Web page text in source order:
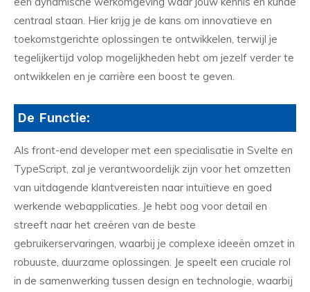
centraal staan. Hier krijg je de kans om innovatieve en
toekomstgerichte oplossingen te ontwikkelen, terwijl je
tegelijkertijd volop mogelijkheden hebt om jezelf verder te
ontwikkelen en je carrière een boost te geven.
De Functie:
Als front-end developer met een specialisatie in Svelte en
TypeScript, zal je verantwoordelijk zijn voor het omzetten
van uitdagende klantvereisten naar intuïtieve en goed
werkende webapplicaties. Je hebt oog voor detail en
streeft naar het creëren van de beste
gebruikerservaringen, waarbij je complexe ideeën omzet in
robuuste, duurzame oplossingen. Je speelt een cruciale rol
in de samenwerking tussen design en technologie, waarbij